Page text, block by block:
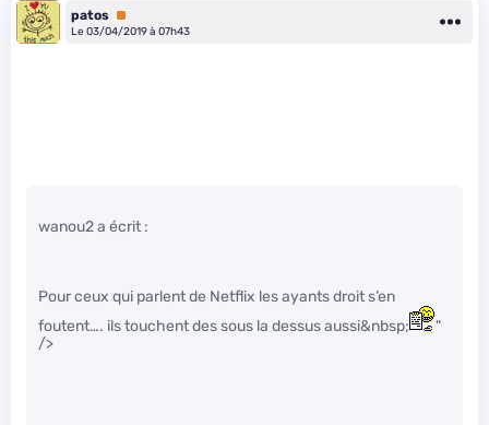
patos Premium
Le 03/04/2019 à 07h43
wanou2 a écrit :
Pour ceux qui parlent de Netflix les ayants droit s’en
foutent…. ils touchent des sous la dessus aussi&nbsp;
"
/>